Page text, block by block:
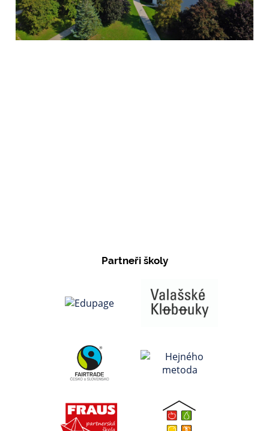
Partneři školy